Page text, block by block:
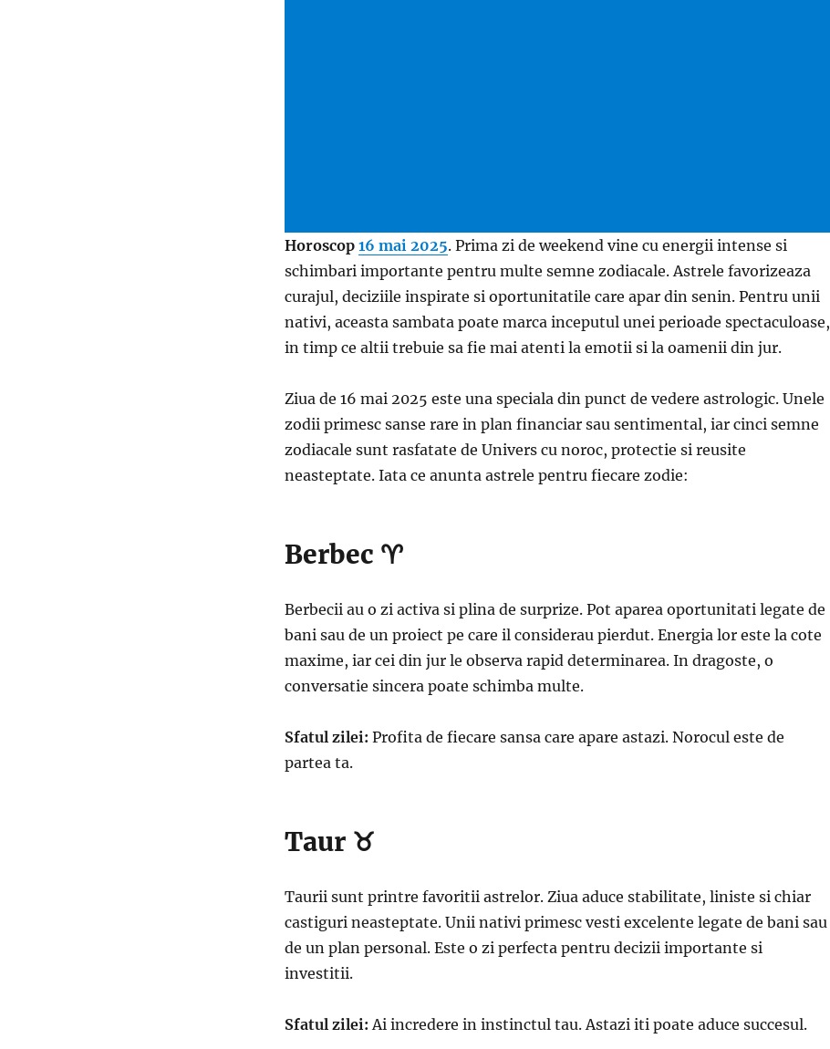
Horoscop 16 mai 2025. Prima zi de weekend vine cu energii intense si
schimbari importante pentru multe semne zodiacale. Astrele favorizeaza
curajul, deciziile inspirate si oportunitatile care apar din senin. Pentru unii
nativi, aceasta sambata poate marca inceputul unei perioade spectaculoase,
in timp ce altii trebuie sa fie mai atenti la emotii si la oamenii din jur.
Ziua de 16 mai 2025 este una speciala din punct de vedere astrologic. Unele
zodii primesc sanse rare in plan financiar sau sentimental, iar cinci semne
zodiacale sunt rasfatate de Univers cu noroc, protectie si reusite
neasteptate. Iata ce anunta astrele pentru fiecare zodie:
Berbec ♈
Berbecii au o zi activa si plina de surprize. Pot aparea oportunitati legate de
bani sau de un proiect pe care il considerau pierdut. Energia lor este la cote
maxime, iar cei din jur le observa rapid determinarea. In dragoste, o
conversatie sincera poate schimba multe.
Sfatul zilei: Profita de fiecare sansa care apare astazi. Norocul este de
partea ta.
Taur ♉
Taurii sunt printre favoritii astrelor. Ziua aduce stabilitate, liniste si chiar
castiguri neasteptate. Unii nativi primesc vesti excelente legate de bani sau
de un plan personal. Este o zi perfecta pentru decizii importante si
investitii.
Sfatul zilei: Ai incredere in instinctul tau. Astazi iti poate aduce succesul.